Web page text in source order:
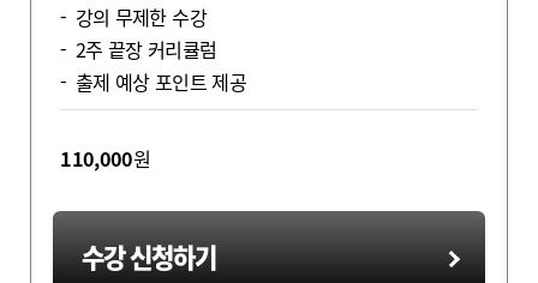
강의 무제한 수강
2주 끝장 커리큘럼
출제 예상 포인트 제공
110,000원
수강 신청하기